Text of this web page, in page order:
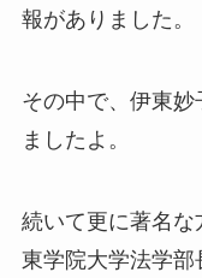
報がありました。
その中で、伊東妙
ましたよ。
続いて更に著名な
東学院大学法学部